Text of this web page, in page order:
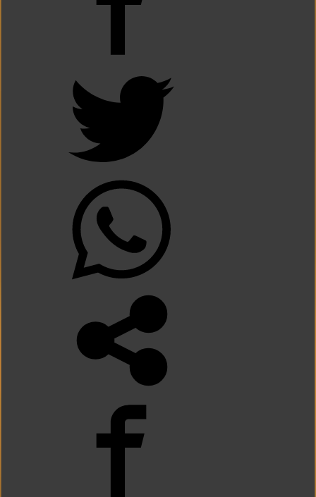
La Cámara de Casación confirmó el procesamiento de Julio de Vido y su